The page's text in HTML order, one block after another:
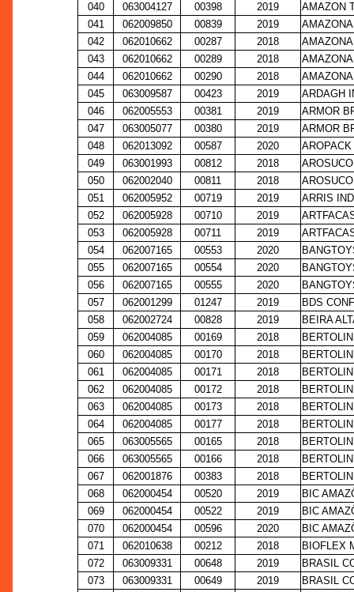
040
063004127 00398 2019
AMAZON
041
062009850 00839 2019
042
062010662 00287 2018
043
062010662 00289 2018
044
062010662 00290 2018
045
063009587 00423 2019
ARDAGH
046
062005553 00381 2019
ARMOR
047
063005077 00380 2019
ARMOR
048
062013092 00587 2020
049
063001993 00812 2018
050
062002040 00811 2018
051
062005952 00719 2019
ARRIS
052
062005928 00710 2019
053
062005928 00711 2019
054
062007165 00553 2020
055
062007165 00554 2020
056
062007165 00555 2020
057
062001299 01247 2019
BDS
058
062002724 00828 2019
BEIRA
059
062004085 00169 2018
060
062004085 00170 2018
061
062004085 00171 2018
062
062004085 00172 2018
063
062004085 00173 2018
064
062004085 00177 2018
065
063005565 00165 2018
066
063005565 00166 2018
067
062001876 00383 2018
068
062000454 00520 2019
BIC
069
062000454 00522 2019
BIC
070
062000454 00596 2020
BIC
071
062010638 00212 2018
BIOFLEX
072
063009331 00648 2019
BRASIL
073
063009331 00649 2019
BRASIL